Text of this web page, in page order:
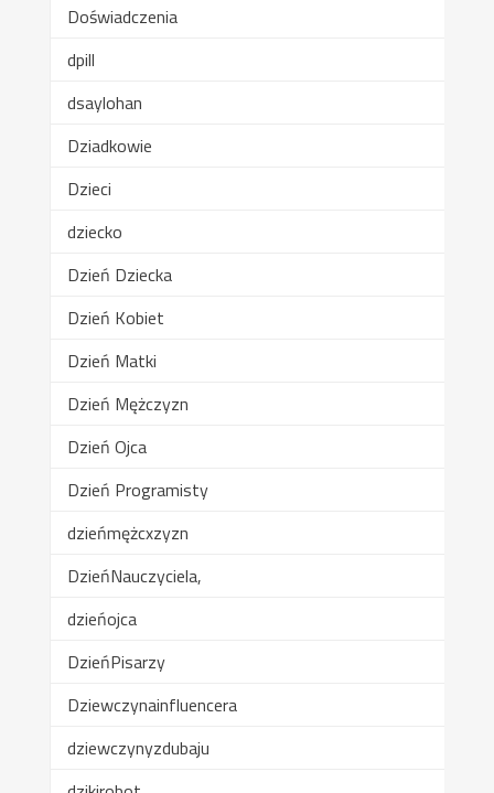
Doświadczenia
dpill
dsaylohan
Dziadkowie
Dzieci
dziecko
Dzień Dziecka
Dzień Kobiet
Dzień Matki
Dzień Mężczyzn
Dzień Ojca
Dzień Programisty
dzieńmężcxzyzn
DzieńNauczyciela,
dzieńojca
DzieńPisarzy
Dziewczynainfluencera
dziewczynyzdubaju